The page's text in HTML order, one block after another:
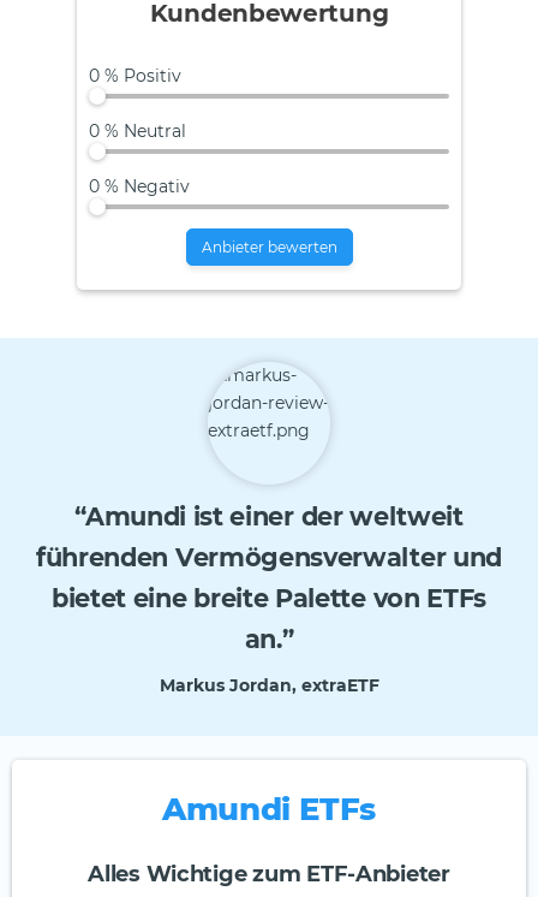
Kundenbewertung
0 % Positiv
0 % Neutral
0 % Negativ
Anbieter bewerten
“Amundi ist einer der weltweit
führenden Vermögensverwalter und
bietet eine breite Palette von ETFs
an.”
Markus Jordan, extraETF
Amundi ETFs
Alles Wichtige zum ETF-Anbieter